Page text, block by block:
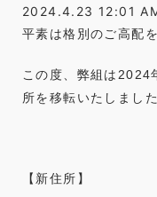
お問い合わせ
2024.4.23 12:01
平素は格別のご高配
この度、弊組は 2024
所を移転いたしました
【新住所】